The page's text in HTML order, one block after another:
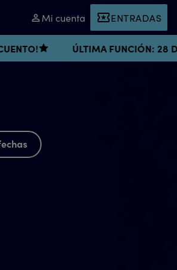
Mi cuenta ENTRADAS
FUNCIÓN: 28 DE JUNIO